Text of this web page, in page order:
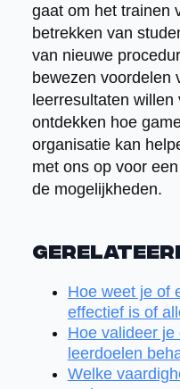
gaat om het trainen
betrekken van
van nieuwe
bewezen voordelen
leerresultaten willen
ontdekken hoe
organisatie kan
met ons op voor
de mogelijkheden.
Hoe weet je of
effectief is of
Hoe valideer
leerdoelen
Welke